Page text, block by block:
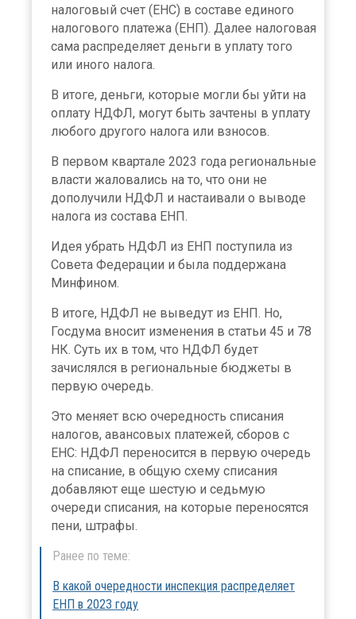
налоговый счет (ЕНС) в составе единого
налогового платежа (ЕНП). Далее налоговая
сама распределяет деньги в уплату того
или иного налога.
В итоге, деньги, которые могли бы уйти на
оплату НДФЛ, могут быть зачтены в уплату
любого другого налога или взносов.
В первом квартале 2023 года региональные
власти жаловались на то, что они не
дополучили НДФЛ и настаивали о выводе
налога из состава ЕНП.
Идея убрать НДФЛ из ЕНП поступила из
Совета Федерации и была поддержана
Минфином.
В итоге, НДФЛ не выведут из ЕНП. Но,
Госдума вносит изменения в статьи 45 и 78
НК. Суть их в том, что НДФЛ будет
зачислялся в региональные бюджеты в
первую очередь.
Это меняет всю очередность списания
налогов, авансовых платежей, сборов с
ЕНС: НДФЛ переносится в первую очередь
на списание, в общую схему списания
добавляют еще шестую и седьмую
очереди списания, на которые переносятся
пени, штрафы.
Ранее по теме:
В какой очередности инспекция распределяет
ЕНП в 2023 году